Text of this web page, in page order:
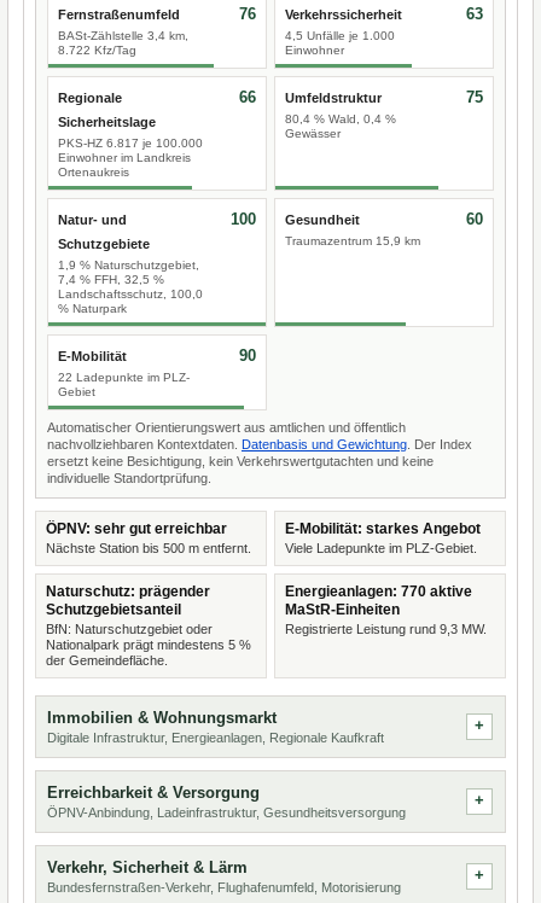
Fernstraßenumfeld
BASt-Zählstelle 3,4 km,
8.722 Kfz/Tag
76 Verkehrssicherheit
4,5 Unfälle je 1.000
Einwohner
63
Regionale
Sicherheitslage
PKS-HZ 6.817 je 100.000
Einwohner im Landkreis
Ortenaukreis
66 Umfeldstruktur
80,4 % Wald, 0,4 %
Gewässer
75
Natur- und
Schutzgebiete
1,9 % Naturschutzgebiet,
7,4 % FFH, 32,5 %
Landschaftsschutz, 100,0
% Naturpark
100 Gesundheit
Traumazentrum 15,9 km
60
E-Mobilität
22 Ladepunkte im PLZ-
Gebiet
90
Automatischer Orientierungswert aus amtlichen und öffentlich
nachvollziehbaren Kontextdaten. Datenbasis und Gewichtung . Der Index
ersetzt keine Besichtigung, kein Verkehrswertgutachten und keine
individuelle Standortprüfung.
ÖPNV: sehr gut erreichbar
Nächste Station bis 500 m entfernt.
E-Mobilität: starkes Angebot
Viele Ladepunkte im PLZ-Gebiet.
Naturschutz: prägender
Schutzgebietsanteil
BfN: Naturschutzgebiet oder
Nationalpark prägt mindestens 5 %
der Gemeindefläche.
Energieanlagen: 770 aktive
MaStR-Einheiten
Registrierte Leistung rund 9,3 MW.
Immobilien & Wohnungsmarkt
Digitale Infrastruktur, Energieanlagen, Regionale Kaufkraft
Erreichbarkeit & Versorgung
ÖPNV-Anbindung, Ladeinfrastruktur, Gesundheitsversorgung
Verkehr, Sicherheit & Lärm
Bundesfernstraßen-Verkehr, Flughafenumfeld, Motorisierung